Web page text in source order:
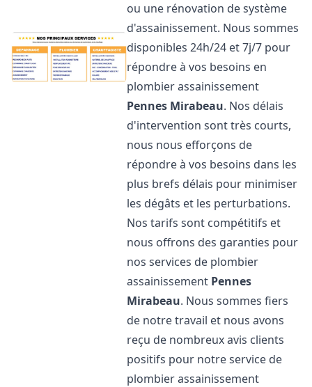
ou une rénovation de système
d'assainissement. Nous sommes
disponibles 24h/24 et 7j/7 pour
répondre à vos besoins en
plombier assainissement
Pennes Mirabeau. Nos délais
d'intervention sont très courts,
nous nous efforçons de
répondre à vos besoins dans les
plus brefs délais pour minimiser
les dégâts et les perturbations.
Nos tarifs sont compétitifs et
nous offrons des garanties pour
nos services de plombier
assainissement Pennes
Mirabeau. Nous sommes fiers
de notre travail et nous avons
reçu de nombreux avis clients
positifs pour notre service de
plombier assainissement